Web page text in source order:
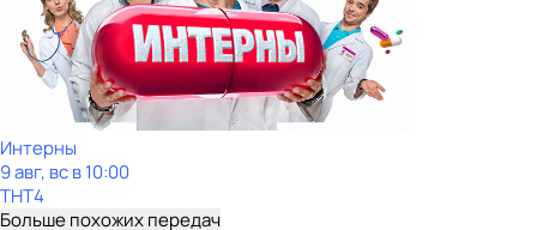
Интерны
9 авг, вс в 10:00
ТНТ4
Больше похожих передач